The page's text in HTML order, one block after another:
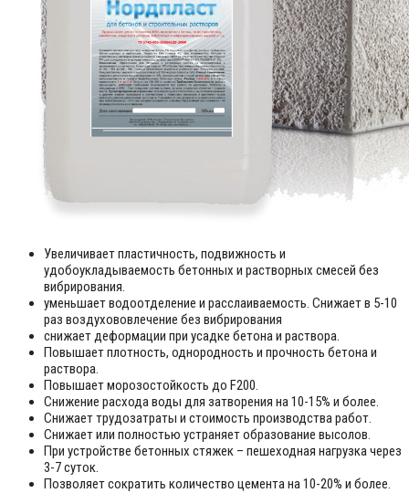
Увеличивает пластичность, подвижность и
удобоукладываемость бетонных и растворных смесей без
вибрирования.
уменьшает водоотделение и расслаиваемость. Снижает в 5-10
раз воздухововлечение без вибрирования
снижает деформации при усадке бетона и раствора.
Повышает плотность, однородность и прочность бетона и
раствора.
Повышает морозостойкость до F200.
Снижение расхода воды для затворения на 10-15% и более.
Снижает трудозатраты и стоимость производства работ.
Снижает или полностью устраняет образование высолов.
При устройстве бетонных стяжек – пешеходная нагрузка через
3-7 суток.
Позволяет сократить количество цемента на 10-20% и более.